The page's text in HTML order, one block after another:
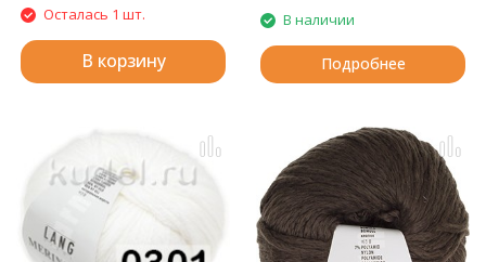
Осталась 1 шт.
В корзину
В наличии
Подробнее